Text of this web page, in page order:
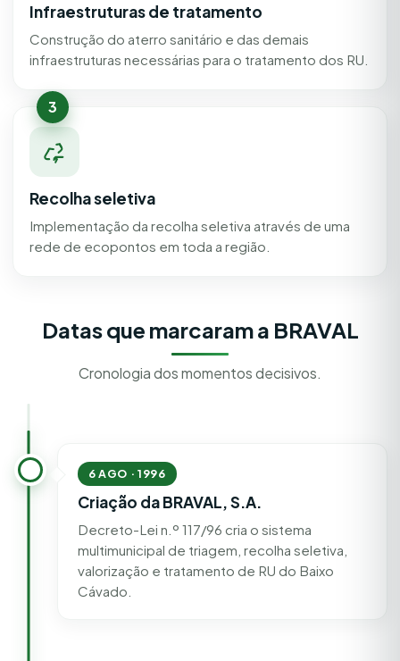
Infraestruturas de tratamento
Construção do aterro sanitário e das demais
infraestruturas necessárias para o tratamento dos RU.
3
Recolha seletiva
Implementação da recolha seletiva através de uma
rede de ecopontos em toda a região.
Datas que marcaram a BRAVAL
Cronologia dos momentos decisivos.
6 AGO · 1996
Criação da BRAVAL, S.A.
Decreto-Lei n.º 117/96 cria o sistema
multimunicipal de triagem, recolha seletiva,
valorização e tratamento de RU do Baixo
Cávado.